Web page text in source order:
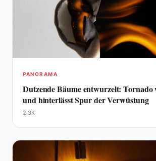
PANORAMA
Dutzende Bäume entwurzelt:
und hinterlässt Spur der Verwüstung
2,3K